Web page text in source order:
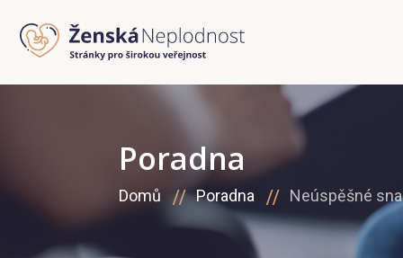
Poradna
Domů Poradna Neúspěšné